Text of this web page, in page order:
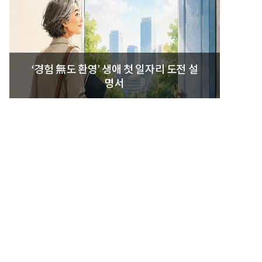
‘경험 無도 환영’ 생애 첫 일자리 도전 설
명서